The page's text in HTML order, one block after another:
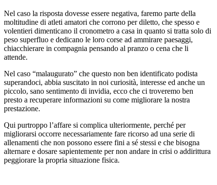
Nel caso la risposta dovesse essere negativa, faremo parte della
moltitudine di atleti amatori che corrono per diletto, che spesso e
volentieri dimenticano il cronometro a casa in quanto si tratta solo di
peso superfluo e dedicano le loro corse ad ammirare paesaggi,
chiacchierare in compagnia pensando al pranzo o cena che li
attende.
Nel caso “malaugurato” che questo non ben identificato podista
superandoci, abbia suscitato in noi curiosità, interesse ed anche un
piccolo, sano sentimento di invidia, ecco che ci troveremo ben
presto a recuperare informazioni su come migliorare la nostra
prestazione.
Qui purtroppo l’affare si complica ulteriormente, perché per
migliorarsi occorre necessariamente fare ricorso ad una serie di
allenamenti che non possono essere fini a sé stessi e che bisogna
alternare e dosare sapientemente per non andare in crisi o addirittura
peggiorare la propria situazione fisica.